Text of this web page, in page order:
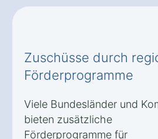
Zuschüsse durch
Förderprogramme
Viele Bundesländer und
bieten zusätzliche
Förderprogramme für